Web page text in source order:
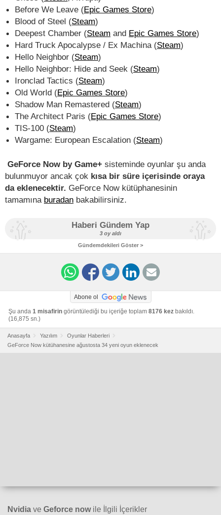
Before We Leave (Epic Games Store)
Blood of Steel (Steam)
Deepest Chamber (Steam and Epic Games Store)
Hard Truck Apocalypse / Ex Machina (Steam)
Hello Neighbor (Steam)
Hello Neighbor: Hide and Seek (Steam)
Ironclad Tactics (Steam)
Old World (Epic Games Store)
Shadow Man Remastered (Steam)
The Architect Paris (Epic Games Store)
TIS-100 (Steam)
Wargame: European Escalation (Steam)
GeForce Now by Game+ sisteminde oyunlar şu anda
bulunmuyor ancak çok kısa bir süre içerisinde oraya
da eklenecektir. GeForce Now kütüphanesinin
tamamına buradan bakabilirsiniz.
Haberi Gündem Yap
3 oy aldı
Gündemdekileri Göster >
Abone ol
Şu anda 1 misafirin görüntülediği bu içeriğe toplam 8176 kez bakıldı.
(16,875 sn.)
Anasayfa Yazılım
Oyunlar Haberleri
GeForce Now kütühanesine ağustosta 34 yeni oyun eklenecek
Nvidia ve Geforce nowile İlgili İçerikler